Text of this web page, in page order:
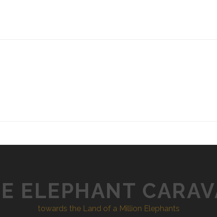
ELEPHANT
towards the Land of a Million Elephants